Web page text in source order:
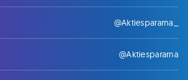
@Aktiespararna_
@Aktiespararna